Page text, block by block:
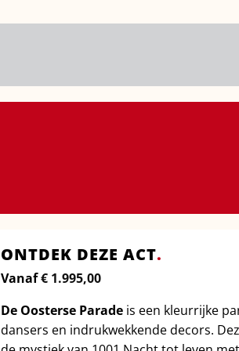
ONTDEK DEZE ACT.
Vanaf€ 1.995,00
De Oosterse Parade is een kleurrijke
dansers en indrukwekkende decors.